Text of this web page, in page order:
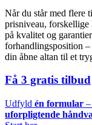
Når du står med flere
prisniveau,
på kvalitet og
forhandlingsposition
din åbne altan til et
Få 3 gratis tilbud
Udfyld én formular
uforpligtende